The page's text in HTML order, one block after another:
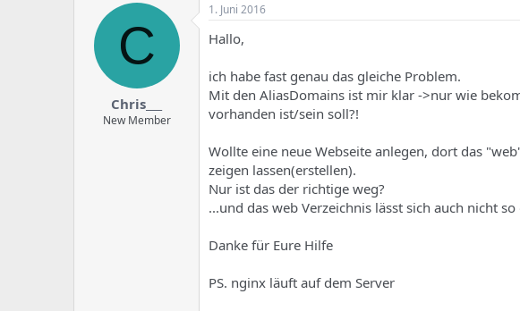
C
Chris___
New Member
1. Juni 2016
Hallo,
ich habe fast genau das gleiche Problem.
Mit den AliasDomains ist mir klar ->nur wie
vorhanden ist/sein soll?!
Wollte eine neue Webseite anlegen, dort das
zeigen lassen(erstellen).
Nur ist das der richtige weg?
...und das web Verzeichnis lässt sich auch nicht
Danke für Eure Hilfe
PS. nginx läuft auf dem Server